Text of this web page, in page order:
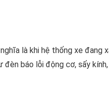
là khi hệ thống xe đang
báo lỗi động cơ, sấy